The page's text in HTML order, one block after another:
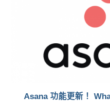
Asana 功能更新！